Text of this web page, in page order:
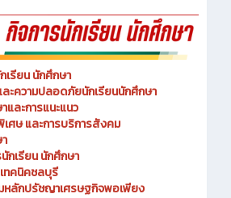
เรียน นักศึกษา
ะความปลอดภัยนักเรียนนักศึกษา
และการแนะแนว
ศษ และการบริการสังคม
กเรียน นักศึกษา
ทคนิคชลบุรี
หลักปรัชญาเศรษฐกิจพอเพียง